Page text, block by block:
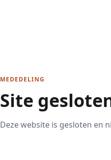
MEDEDELING
Site
Deze website is gesloten en